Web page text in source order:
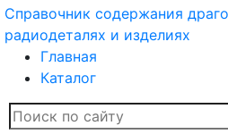
Справочник содержания
радиодеталях и изделиях
Главная
Каталог